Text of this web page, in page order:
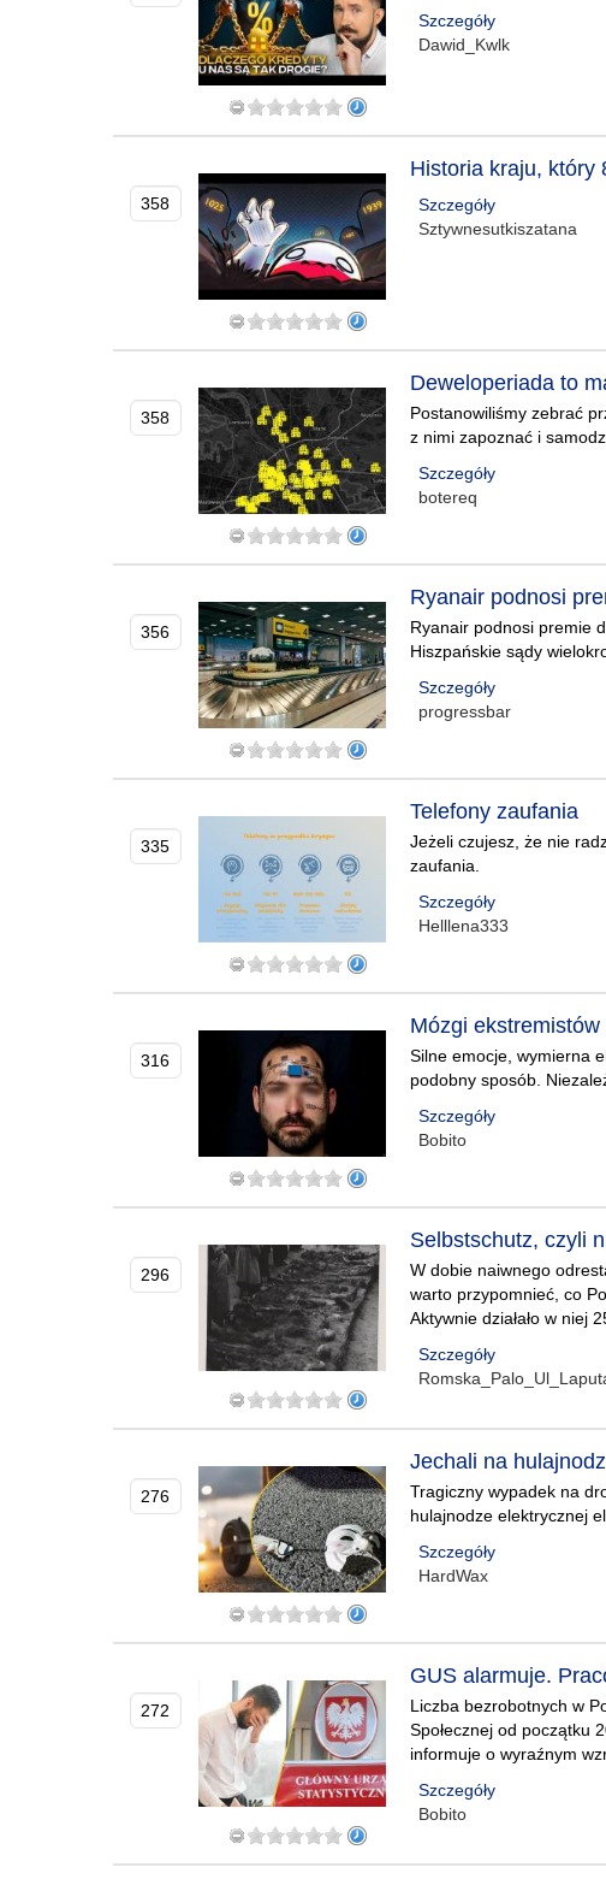
Szczegóły
Dawid_Kwlk
358
Historia kraju, który
Szczegóły
Sztywnesutkiszatana
358
Deweloperiada to
Postanowiliśmy zebrać
z nimi zapoznać i
Szczegóły
botereq
356
Ryanair podnosi
Ryanair podnosi premie
Hiszpańskie sądy
Szczegóły
progressbar
335
Telefony zaufania
Jeżeli czujesz, że nie
zaufania.
Szczegóły
Helllena333
316
Mózgi
Silne emocje, wymierna
podobny sposób.
Szczegóły
Bobito
296
Selbstschutz, czyli
W dobie naiwnego
warto przypomnieć, co
Aktywnie działało w niej
Szczegóły
276
Jechali na
Tragiczny wypadek na
hulajnodze elektrycznej
Szczegóły
HardWax
272
GUS alarmuje.
Liczba bezrobotnych w
Społecznej od początku
informuje o wyraźnym
Szczegóły
Bobito